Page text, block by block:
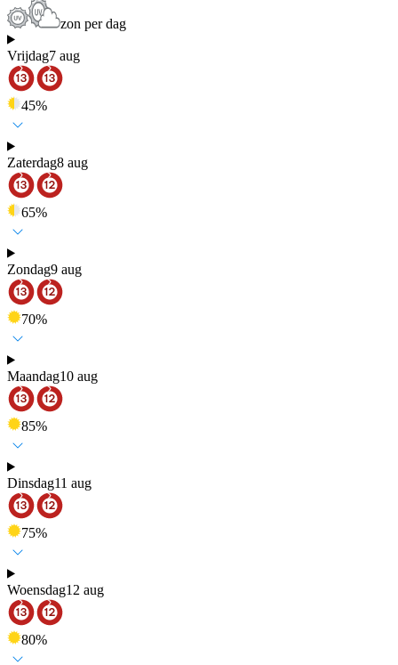
zon per dag
Vrijdag7 aug
45%
Zaterdag8 aug
65%
Zondag9 aug
70%
Maandag10 aug
85%
Dinsdag11 aug
75%
Woensdag12 aug
80%